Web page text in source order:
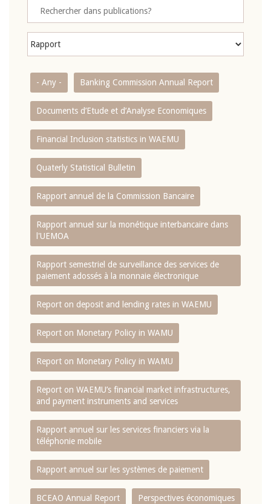
- Any - Banking Commission Annual Report
Documents d’Etude et d’Analyse Economiques
Financial Inclusion statistics in WAEMU
Quaterly Statistical Bulletin
Rapport annuel de la Commission Bancaire
Rapport annuel sur la monétique interbancaire dans
l'UEMOA
Rapport semestriel de surveillance des services de
paiement adossés à la monnaie électronique
Report on deposit and lending rates in WAEMU
Report on Monetary Policy in WAMU
Report on Monetary Policy in WAMU
Report on WAEMU’s financial market infrastructures,
and payment instruments and services
Rapport annuel sur les services financiers via la
téléphonie mobile
Rapport annuel sur les systèmes de paiement
BCEAO Annual Report Perspectives économiques